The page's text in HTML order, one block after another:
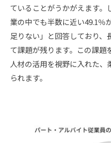
ていることがうかがえます
業の中でも半数に近い49.1％
足りない」と回答しており
て課題が残ります。この課題
人材の活用を視野に入れた
られます。